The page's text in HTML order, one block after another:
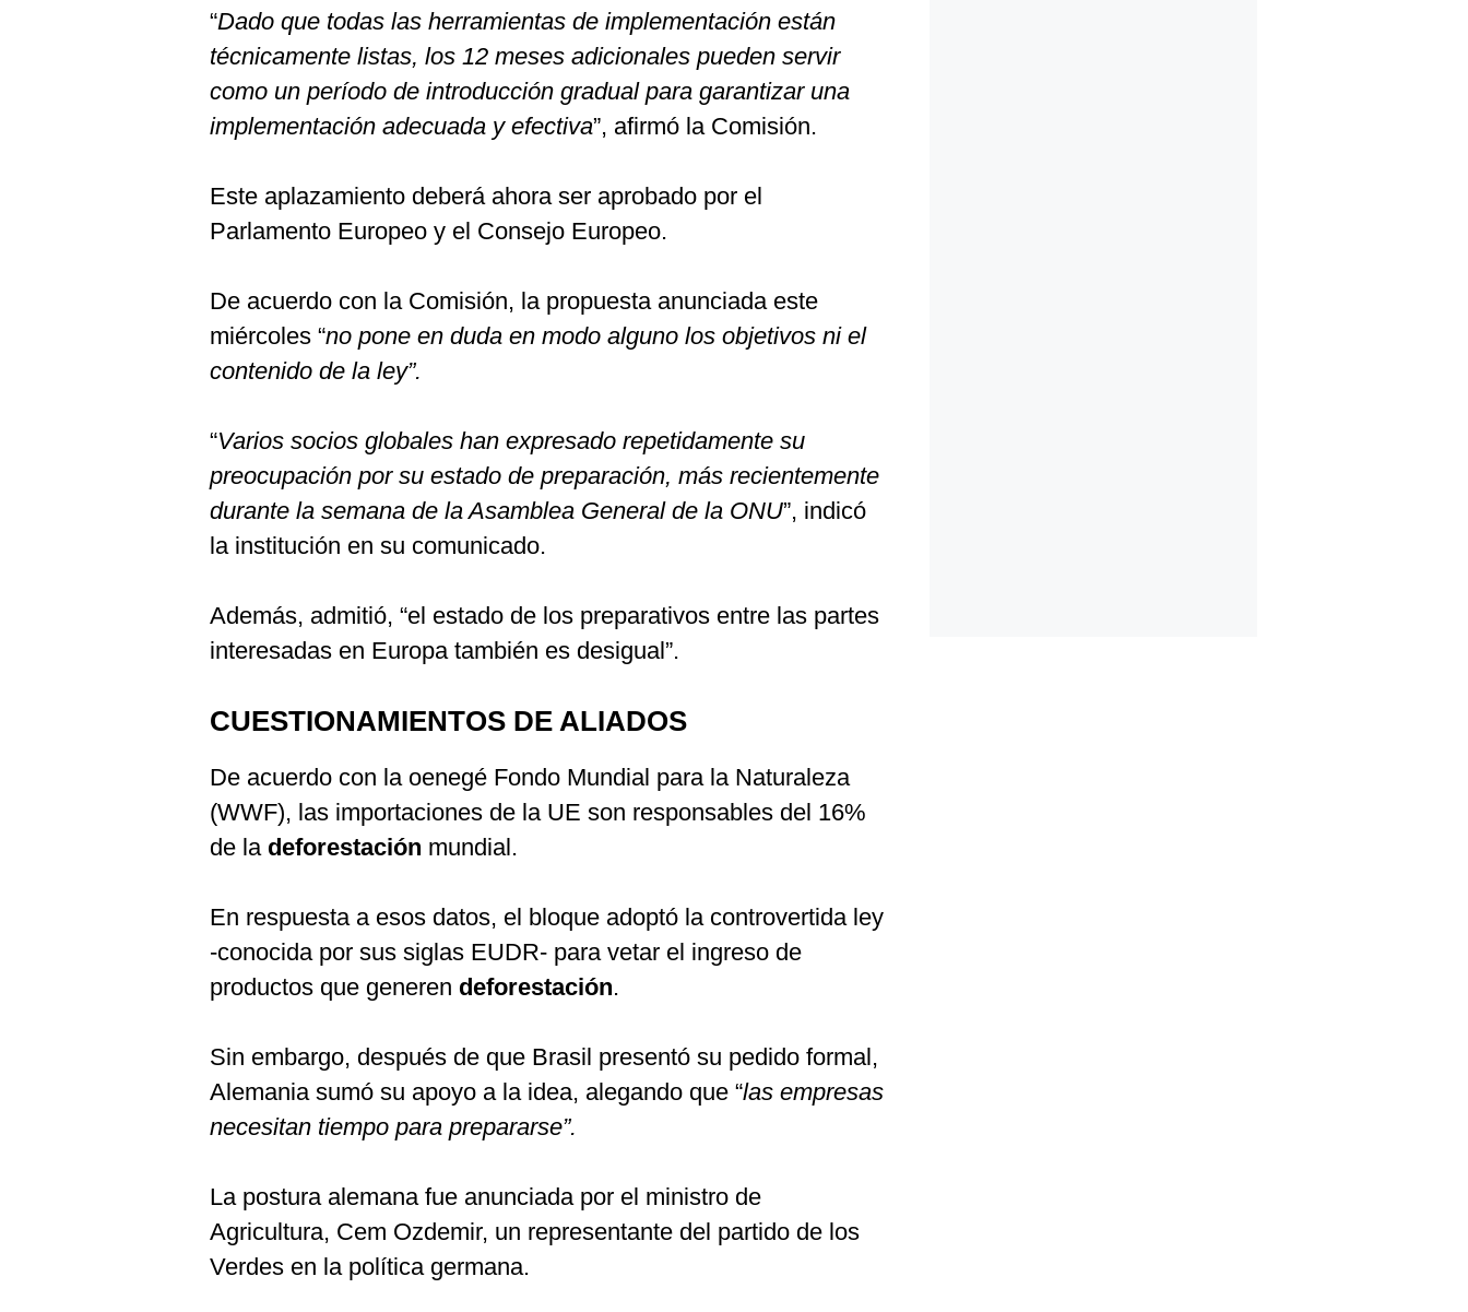
“Dado que todas las herramientas de implementación están
técnicamente listas, los 12 meses adicionales pueden servir
como un período de introducción gradual para garantizar una
implementación adecuada y efectiva”, afirmó la Comisión.
Este aplazamiento deberá ahora ser aprobado por el
Parlamento Europeo y el Consejo Europeo.
De acuerdo con la Comisión, la propuesta anunciada este
miércoles “no pone en duda en modo alguno los objetivos ni el
contenido de la ley”.
“Varios socios globales han expresado repetidamente su
preocupación por su estado de preparación, más recientemente
durante la semana de la Asamblea General de la ONU”, indicó
la institución en su comunicado.
Además, admitió, “el estado de los preparativos entre las partes
interesadas en Europa también es desigual”.
CUESTIONAMIENTOS DE ALIADOS
De acuerdo con la oenegé Fondo Mundial para la Naturaleza
(WWF), las importaciones de la UE son responsables del 16%
de la deforestación mundial.
En respuesta a esos datos, el bloque adoptó la controvertida ley
-conocida por sus siglas EUDR- para vetar el ingreso de
productos que generen deforestación.
Sin embargo, después de que Brasil presentó su pedido formal,
Alemania sumó su apoyo a la idea, alegando que “las empresas
necesitan tiempo para prepararse”.
La postura alemana fue anunciada por el ministro de
Agricultura, Cem Ozdemir, un representante del partido de los
Verdes en la política germana.